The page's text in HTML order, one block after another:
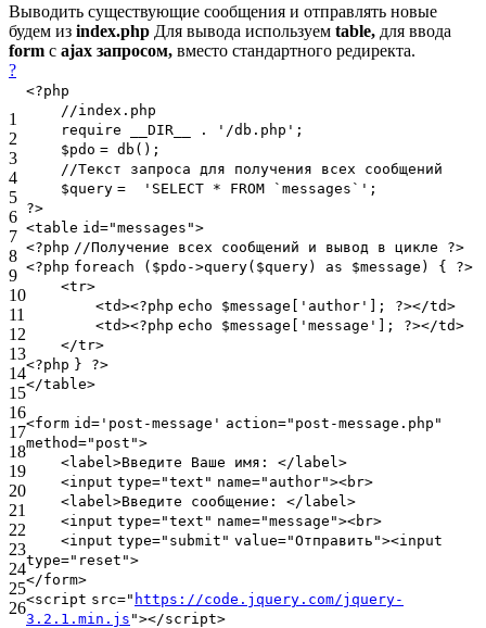
Выводить существующие сообщения и отправлять новые
будем из index.php Для вывода используем table, для ввода
form c ajax запросом, вместо стандартного редиректа.
?
1
2
3
4
5
6
7
8
9
10
11
12
13
14
15
16
17
18
19
20
21
22
23
24
25
26
<?php
//index.php
require __DIR__ . '/db.php';
$pdo = db ();
//Текст запроса для получения всех сообщений
$query = 'SELECT * FROM `messages`' ;
?>
<table id="messages">
<?php //Получение всех сообщений и вывод в цикле ?>
<?php foreach ($pdo->query($query) as $message) { ?>
<tr>
<td><?php echo $message['author']; ?></td>
<td><?php echo $message['message']; ?></td>
</tr>
<?php } ?>
</table>
<form id= 'post-message' action="post-message.php"
method="post">
<label >Введите Ваше имя: </label >
<input type="text" name="author"><br>
<label >Введите сообщение: </label >
<input type="text" name="message"><br>
<input type="submit" value="Отправить"><input
type="reset">
</form>
<script src=" https://code.jquery.com/jquery-
3.2.1.min.js "></script>